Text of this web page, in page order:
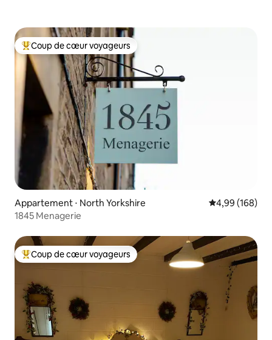
Coups de cœur voyageurs les plus appréciés
Coup de cœur voyageurs
Appartement ⋅ North Yorkshire Évaluation
4,99 (168)
1845 Menagerie
Coups de cœur voyageurs les plus appréciés
Coup de cœur voyageurs